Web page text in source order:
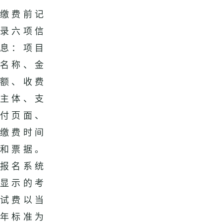
缴费前记
录六项信
息：项目
名称、金
额、收费
主体、支
付页面、
缴费时间
和票据。
报名系统
显示的考
试费以当
年标准为